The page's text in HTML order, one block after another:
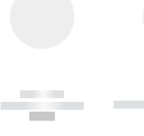
------------
----------- -----------